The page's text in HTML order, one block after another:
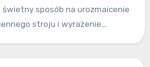
świetny sposób na urozmaicenie
stroju i wyrażenie